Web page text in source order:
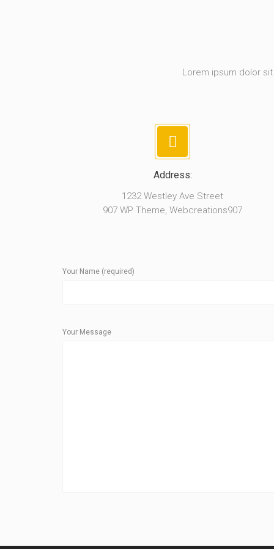
Lorem ipsum dolor
Address:
1232 Westley Ave Street
907 WP Theme, Webcreations907
Your Name (required)
Your Message